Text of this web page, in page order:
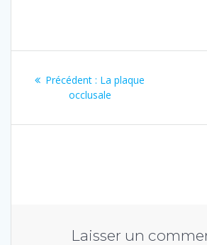
l’article
Précédent : Article
précédent :
La plaque
occlusale
Laisser un